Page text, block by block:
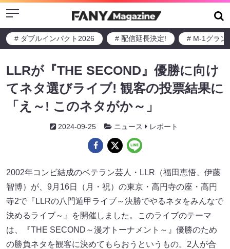
Menu
# ダブルインパクト2026 # 配信延長決定! # M-1グラン
LLRが『THE SECOND』優勝に向け
てネタ選びライブ! 観客の投票結果に
「え～! このネタがか～」
2024-09-25 ニュース レポート
2002年コンビ結成のベテラン芸人・LLR（福田恵悟、伊藤
智博）が、9月16日（月・祝）の東京・高円寺の座・高円
寺2で『LLRの八門遁甲ライブ～決勝でやるネタをみんなで
決めるライブ～』を開催しました。このライブのテーマ
は、『THE SECOND～漫才トーナメント～』優勝のため
の勝負ネタを観客に決めてもらおうというもの。2人が合